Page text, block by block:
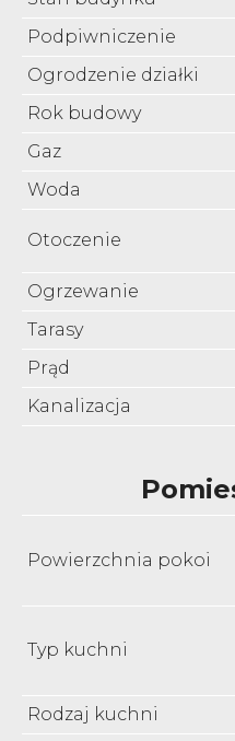
Podpiwniczenie
Ogrodzenie działki
Rok budowy
Gaz
Woda
Otoczenie
Ogrzewanie
Tarasy
Prąd
Kanalizacja
Powierzchnia pokoi
Typ kuchni
Rodzaj kuchni